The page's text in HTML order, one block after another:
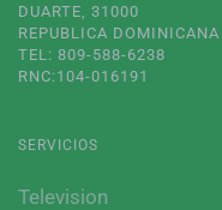
DUARTE, 31000
REPUBLICA DOMINICANA
TEL: 809-588-6238
RNC:104-016191
SERVICIOS
Television